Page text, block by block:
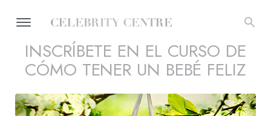
INSCRÍBETE EN EL CURSO DE
CÓMO TENER UN BEBÉ FELIZ